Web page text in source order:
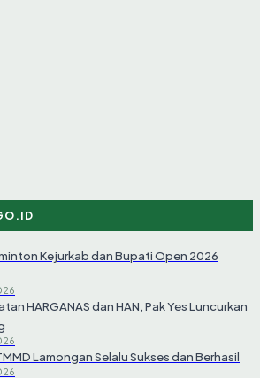
Kejurkab dan Bupati Open 2026
HARGANAS dan HAN, Pak Yes Luncurkan
Lamongan Selalu Sukses dan Berhasil